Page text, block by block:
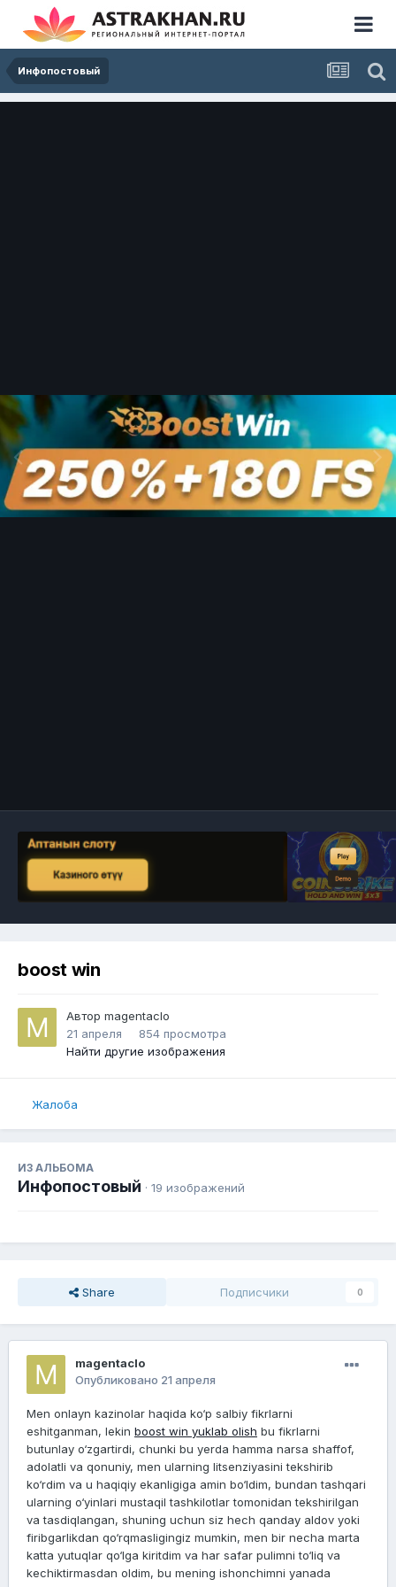
Инфопостовый
boost win
Автор magentaclo
21 апреля
854 просмотра
Найти другие изображения
Жалоба
ИЗ АЛЬБОМА
Инфопостовый · 19 изображений
Share Подписчики 0
magentaclo
Опубликовано 21 апреля
Men onlayn kazinolar haqida ko‘p salbiy fikrlarni
eshitganman, lekin boost win yuklab olish bu fikrlarni
butunlay o‘zgartirdi, chunki bu yerda hamma narsa shaffof,
adolatli va qonuniy, men ularning litsenziyasini tekshirib
ko‘rdim va u haqiqiy ekanligiga amin bo‘ldim, bundan tashqari
ularning o‘yinlari mustaqil tashkilotlar tomonidan tekshirilgan
va tasdiqlangan, shuning uchun siz hech qanday aldov yoki
firibgarlikdan qo‘rqmasligingiz mumkin, men bir necha marta
katta yutuqlar qo‘lga kiritdim va har safar pulimni to‘liq va
kechiktirmasdan oldim, bu mening ishonchimni yanada